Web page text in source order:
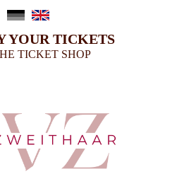
YOUR TICKETS
TICKET SHOP